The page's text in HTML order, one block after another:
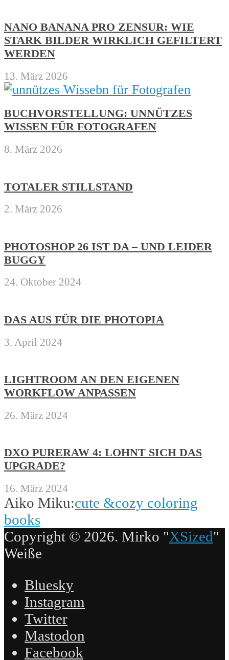
NANO BANANA PRO ZENSUR: WIE
STARK BILDER WIRKLICH GEFILTERT
WERDEN
13. März 2026
BUCHVORSTELLUNG: UNNÜTZES
WISSEN FÜR FOTOGRAFEN
8. März 2026
TOTALER STILLSTAND
2. März 2026
PHOTOSHOP 26 IST DA – UND LEIDER
BUGGY
24. Oktober 2024
DAS AUS FÜR DIE PHOTOPIA
3. April 2024
LIGHTROOM AN DEN EIGENEN
WORKFLOW ANPASSEN
26. März 2024
DXO PURERAW 4: LOHNT SICH DAS
UPGRADE?
16. März 2024
Aiko Miku:cute &cozy coloring
books
Copyright © 2026. Mirko "XSized"
Weiße
Bluesky
Instagram
Twitter
Mastodon
Facebook